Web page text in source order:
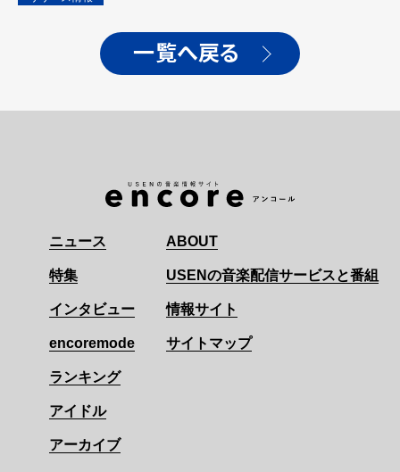
始！
一覧へ戻る
ニュース
特集
インタビュー
encoremode
ランキング
アイドル
アーカイブ
ABOUT
USENの音楽配信サービスと番組
情報サイト
サイトマップ